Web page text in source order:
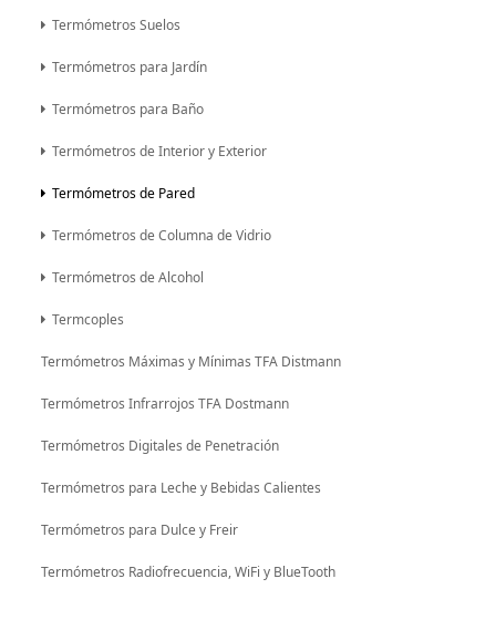
Termómetros Suelos
Termómetros para Jardín
Termómetros para Baño
Termómetros de Interior y Exterior
Termómetros de Pared
Termómetros de Columna de Vidrio
Termómetros de Alcohol
Termcoples
Termómetros Máximas y Mínimas TFA Distmann
Termómetros Infrarrojos TFA Dostmann
Termómetros Digitales de Penetración
Termómetros para Leche y Bebidas Calientes
Termómetros para Dulce y Freir
Termómetros Radiofrecuencia, WiFi y BlueTooth